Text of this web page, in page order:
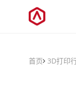
首页 3D打印